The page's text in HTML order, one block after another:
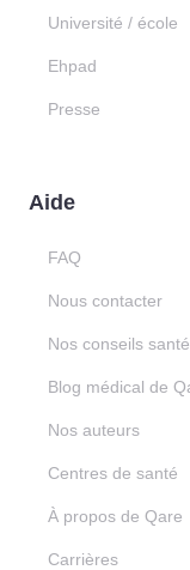
Université / école
Ehpad
Presse
Aide
FAQ
Nous contacter
Nos conseils santé
Blog médical de
Nos auteurs
Centres de santé
À propos de Qare
Carrières